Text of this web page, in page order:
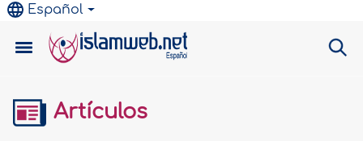
Español
Artículos